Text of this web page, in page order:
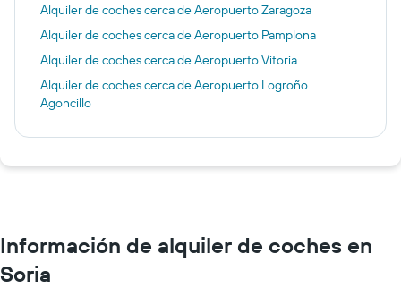
Alquiler de coches cerca de Aeropuerto Zaragoza
Alquiler de coches cerca de Aeropuerto Pamplona
Alquiler de coches cerca de Aeropuerto Vitoria
Alquiler de coches cerca de Aeropuerto Logroño
Agoncillo
Información de alquiler de coches en
Soria